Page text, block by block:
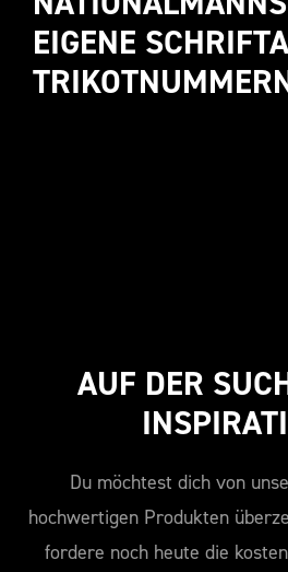
EIGENE
AUF DER
Du möchtest dich von
hochwertigen Produkten
fordere noch heute die